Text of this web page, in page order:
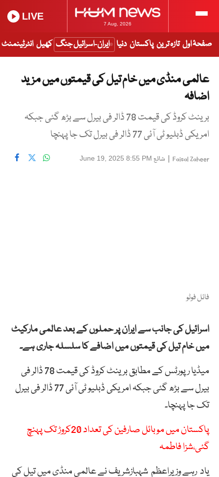
7 Aug, 2026
LIVE
صفحۂ اول تازہ ترین پاکستان دنیا ایران-اسرائیل جنگ کھیل انٹرٹینمنٹ
عالمی منڈی میں خام تیل کی قیمتوں میں مزید
اضافہ
برینٹ کروڈ کی قیمت 78 ڈالر فی بیرل سے بڑھ گئی جبکہ
امریکی ڈبلیو ٹی آئی 77 ڈالر فی بیرل تک جا پہنچا
Faisal Zaheer
| شائع June 19, 2025 8:55 PM
فائل فوٹو
اسرائیل کی جانب سے ایران پر حملوں کے بعد عالمی مارکیٹ
میں خام تیل کی قیمتوں میں اضافے کا سلسلہ جاری ہے۔
میڈیا رپورٹس کے مطابق برینٹ کروڈ کی قیمت 78 ڈالر فی
بیرل سے بڑھ گئی جبکہ امریکی ڈبلیو ٹی آئی 77 ڈالر فی بیرل
تک جا پہنچا۔
پاکستان میں موبائل صارفین کی تعداد 20کروڑ تک پہنچ
گئی،شزا فاطمہ
یاد رہے وزیراعظم شہبازشریف نے عالمی منڈی میں تیل کی